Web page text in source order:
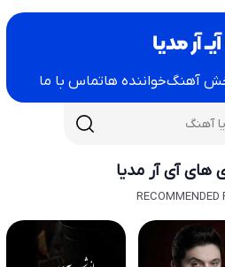
آهنگخواننده هاتماس با ما
های آی آر مدیا
RECOMMENDED